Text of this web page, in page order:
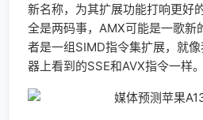
新名称，为其扩展功能打响更好
全是两码事，AMX可能是一歌新
者是一组SIMD指令集扩展，就
器上看到的SSE和AVX指令一样。